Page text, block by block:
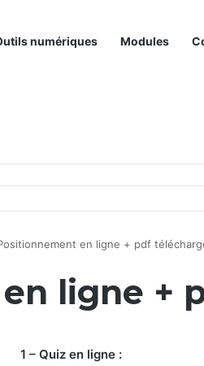
numériques Modules
en ligne + pdf
ligne +
1 – Quiz en ligne :